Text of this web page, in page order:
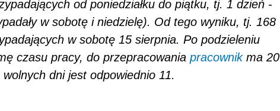
od poniedziałku do piątku, tj. 1 dzień -
w sobotę i niedzielę). Od tego wyniku, tj. 168
w sobotę 15 sierpnia. Po podzieleniu
czasu pracy, do przepracowania pracownikma 20
dni jest odpowiednio 11.